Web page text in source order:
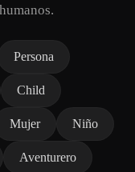
Persona
Child
Mujer Niño
Aventurero